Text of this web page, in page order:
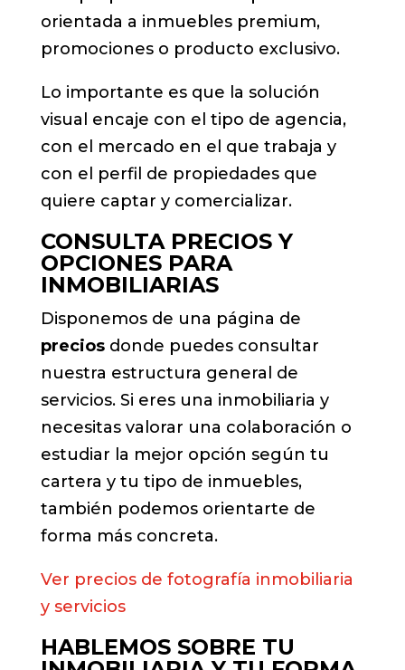
orientada a inmuebles premium,
promociones o producto exclusivo.
Lo importante es que la solución
visual encaje con el tipo de agencia,
con el mercado en el que trabaja y
con el perfil de propiedades que
quiere captar y comercializar.
CONSULTA PRECIOS Y
OPCIONES PARA
INMOBILIARIAS
Disponemos de una página de
preciosdonde puedes consultar
nuestra estructura general de
servicios. Si eres una inmobiliaria y
necesitas valorar una colaboración o
estudiar la mejor opción según tu
cartera y tu tipo de inmuebles,
también podemos orientarte de
forma más concreta.
Ver precios de fotografía inmobiliaria
y servicios
HABLEMOS SOBRE TU